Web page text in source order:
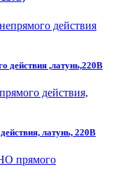
действия ,латунь,220В
латунь, 220В